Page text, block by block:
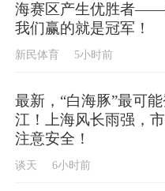
海赛区产生优胜者——
我们赢的就是冠军！
新民体育 5小时前
最新，“白海豚”最可
江！上海风长雨强，
注意安全！
谈天 6小时前